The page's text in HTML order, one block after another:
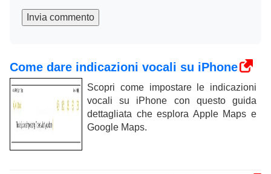
Invia commento
Come dare indicazioni vocali su iPhone
Scopri come impostare le indicazioni
vocali su iPhone con questo guida
dettagliata che esplora Apple Maps e
Google Maps.